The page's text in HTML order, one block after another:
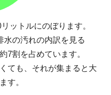
ットルにのぼります。
水の汚れの内訳を見る
7割を占めています。
ても、それが集まると大
す。